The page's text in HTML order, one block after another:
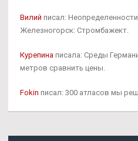
Вилий писал:
Железногорск: Стромбажект.
Курепина писала: Среды
метров сравнить цены.
Fokin писал: 300 атласов мы